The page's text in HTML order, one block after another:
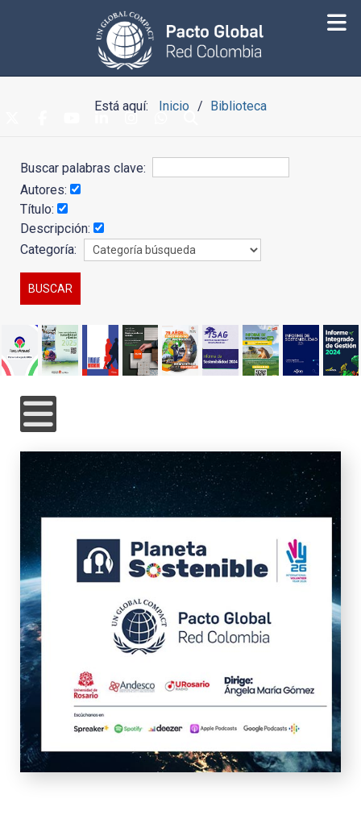
Está aquí: Inicio Biblioteca
Buscar palabras clave:
Autores:
Título:
Descripción:
Categoría: